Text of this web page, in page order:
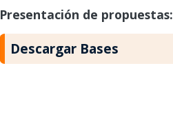
Presentación de propuestas:
Descargar Bases